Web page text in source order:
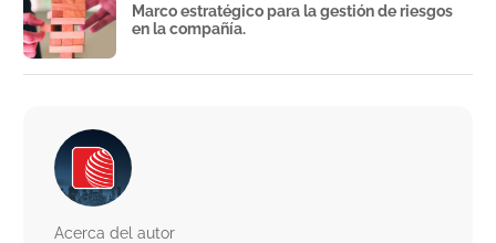
Acerca del autor
Marco estratégico para la gestión de riesgos
en la compañía.